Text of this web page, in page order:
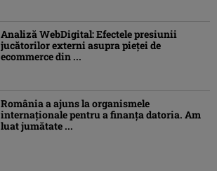
Analiză WebDigital: Efectele presiunii
jucătorilor externi asupra pieței de
ecommerce din ...
România a ajuns la organismele
internaționale pentru a finanța datoria. Am
luat jumătate ...